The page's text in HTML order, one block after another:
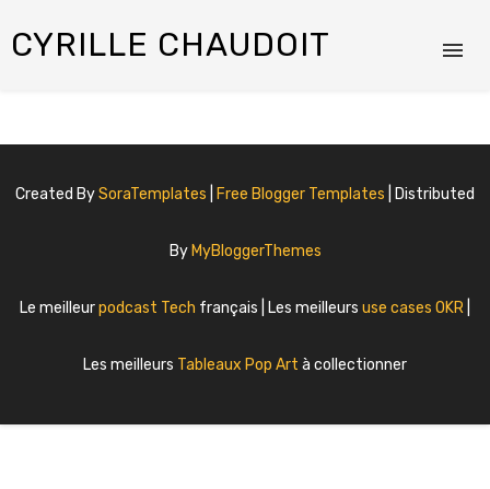
CYRILLE CHAUDOIT
Created BySoraTemplates Free Blogger Templates | Distributed
By MyBloggerThemes
Le meilleurpodcast Tech français | Les meilleurs use cases OKR
Les meilleurs Tableaux Pop Art à collectionner